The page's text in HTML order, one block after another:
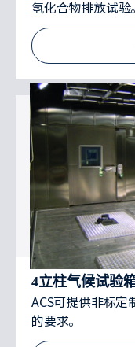
氢化合物排放试验
4立柱气候试验
ACS可提供非标定
的要求。